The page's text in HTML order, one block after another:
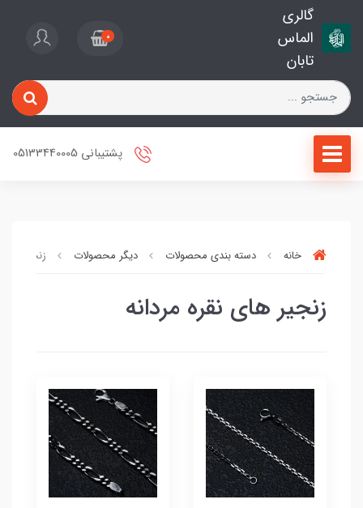
گالری
الماس
تابان
0
پشتیبانی 05133440005
خانه دسته بندی محصولات دیگر محصولات زنجیر های
زنجیر های نقره مردانه